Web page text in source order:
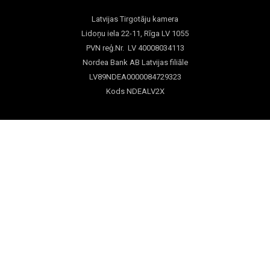
Latvijas Tirgotāju kamera
Lidoņu iela 22-11, Rīga LV 1055
PVN reģ.Nr. LV 40008034113
Nordea Bank AB Latvijas filiāle
LV89NDEA0000084729323
Kods NDEALV2X